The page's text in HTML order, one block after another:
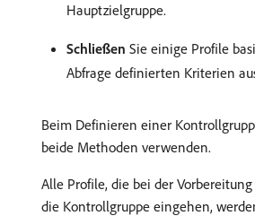
Hauptzielgruppe.
Schließen Sie einige Profile
Abfrage definierten Kriterien
Beim Definieren einer
beide Methoden verwenden.
Alle Profile, die bei der Vorbereitung
die Kontrollgruppe eingehen,